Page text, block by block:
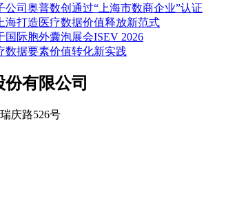
司奥普数创通过“上海市数商企业”认证
海打造医疗数据价值释放新范式
国际胞外囊泡展会ISEV 2026
数据要素价值转化新实践
有限公司
庆路526号